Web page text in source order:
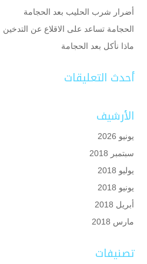
أضرار شرب الحليب بعد الحجامة
الحجامة تساعد على الاقلاع عن التدخين
ماذا نأكل بعد الحجامة
أحدث التعليقات
الأرشيف
يونيو 2026
سبتمبر 2018
يوليو 2018
يونيو 2018
أبريل 2018
مارس 2018
تصنيفات